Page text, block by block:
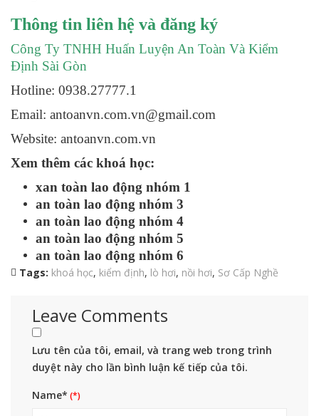
Thông tin liên hệ và đăng ký
Công Ty TNHH Huấn Luyện An Toàn Và Kiểm
Định Sài Gòn
Hotline: 0938.27777.1
Email: antoanvn.com.vn@gmail.com
Website: antoanvn.com.vn
Xem thêm các khoá học:
xan toàn lao động nhóm 1
an toàn lao động nhóm 3
an toàn lao động nhóm 4
an toàn lao động nhóm 5
an toàn lao động nhóm 6
Tags: khoá học, kiểm định, lò hơi, nồi hơi, Sơ Cấp Nghề
Leave Comments
Lưu tên của tôi, email, và trang web trong trình
duyệt này cho lần bình luận kế tiếp của tôi.
Name*